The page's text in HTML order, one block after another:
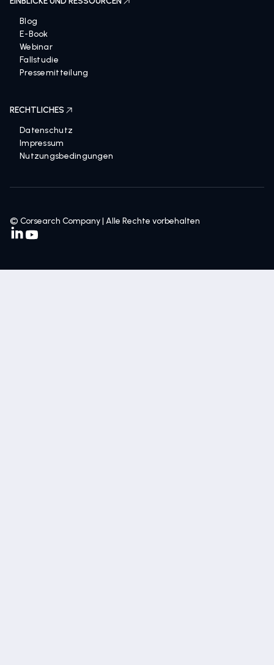
Blog
E-Book
Webinar
Fallstudie
Pressemitteilung
RECHTLICHES
Datenschutz
Impressum
Nutzungsbedingungen
© Corsearch Company | Alle Rechte vorbehalten